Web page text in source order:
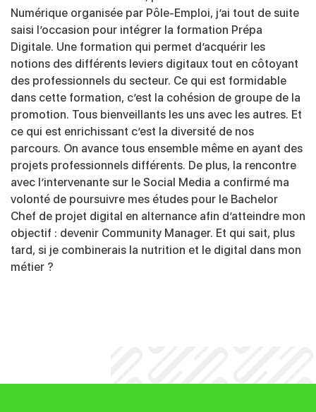
Numérique organisée par Pôle-Emploi, j’ai tout de suite
saisi l’occasion pour intégrer la formation Prépa
Digitale. Une formation qui permet d’acquérir les
notions des différents leviers digitaux tout en côtoyant
des professionnels du secteur. Ce qui est formidable
dans cette formation, c’est la cohésion de groupe de la
promotion. Tous bienveillants les uns avec les autres. Et
ce qui est enrichissant c’est la diversité de nos
parcours. On avance tous ensemble même en ayant des
projets professionnels différents. De plus, la rencontre
avec l’intervenante sur le Social Media a confirmé ma
volonté de poursuivre mes études pour le Bachelor
Chef de projet digital en alternance afin d’atteindre mon
objectif : devenir Community Manager. Et qui sait, plus
tard, si je combinerais la nutrition et le digital dans mon
métier ?